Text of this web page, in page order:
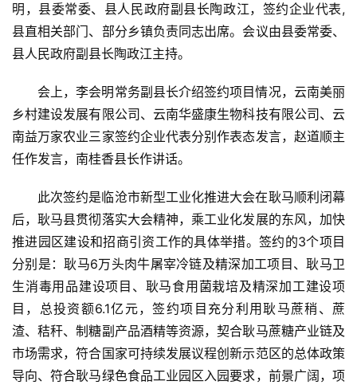
首
页
明，县委常委、县人民政府副县长陶政江，签约企业代表,
县直相关部门、部分乡镇负责同志出席。会议由县委常委、
县人民政府副县长陶政江主持。
会上，李会明常务副县长介绍签约项目情况，云南美丽
乡村建设发展有限公司、云南华盛康生物科技有限公司、云
南益万家农业三家签约企业代表分别作表态发言，赵道顺主
任作发言，南桂香县长作讲话。
此次签约是临沧市新型工业化推进大会在耿马顺利闭幕
后，耿马县贯彻落实大会精神，乘工业化发展的东风，加快
推进园区建设和招商引资工作的具体举措。签约的3个项目
分别是：耿马6万头肉牛屠宰冷链及精深加工项目、耿马卫
生消毒用品建设项目、耿马食用菌栽培及精深加工建设项
目，总投资额6.1亿元，签约项目充分利用耿马蔗稍、蔗
渣、秸秆、制糖副产品酒精等资源，契合耿马蔗糖产业链及
市场需求，符合国家可持续发展议程创新示范区的总体政策
导向、符合耿马绿色食品工业园区入园要求，前景广阔，项